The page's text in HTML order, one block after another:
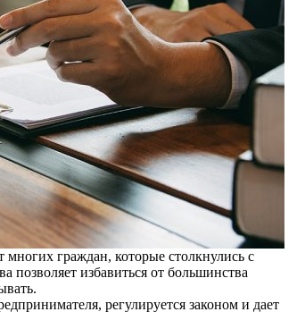
многих граждан, которые столкнулись с
позволяет избавиться от большинства
регулируется законом и дает